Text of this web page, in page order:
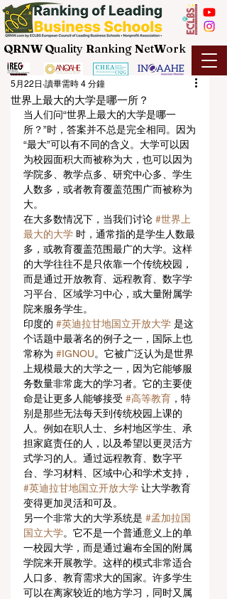
QRNW Quality Ranking NetWork
世界上最大的大学是哪一所？
5月22日 讀畢需時 4 分鐘
当人们问“世界上最大的大学是哪一
所？”时，答案并不总是完全相同。因为
“最大”可以有不同的含义。大学可以因
为校园面积大而被称为大，也可以因为
学院多、教学点多、研究中心多、学生
人数多，或者教育覆盖范围广而被称为
大。
在大多数情况下，当我们讨论 #世界上
最大的大学 时，通常指的是学生人数最
多，或教育覆盖范围最广的大学。这样
的大学往往不是只依靠一个传统校园，
而是通过开放教育、远程教育、数字学
习平台、区域学习中心，或大量附属学
院来服务学生。
印度的 #英迪拉甘地国立开放大学 是这
个话题中最著名的例子之一，国际上也
常称为 #IGNOU。它被广泛认为是世界
上规模最大的大学之一，因为它能够服
务数量非常庞大的学习者。它的主要使
命是让更多人能够接受 #高等教育 ，特
别是那些无法每天到传统校园上课的
人。例如在职人士、乡村地区学生、承
担家庭责任的人，以及希望以更灵活方
式学习的人。通过远程教育、数字平
台、学习材料、区域中心和学术支持，
#英迪拉甘地国立开放大学 让大学教育
变得更加灵活和可及。
另一个非常大的大学系统是 #孟加拉国
国立大学。它不是一个普通意义上的单
一校园大学，而是通过遍布全国的附属
学院来开展教学。这样的模式非常适合
人口多、教育需求大的国家。许多学生
可以在离家较近的地方学习，同时又属